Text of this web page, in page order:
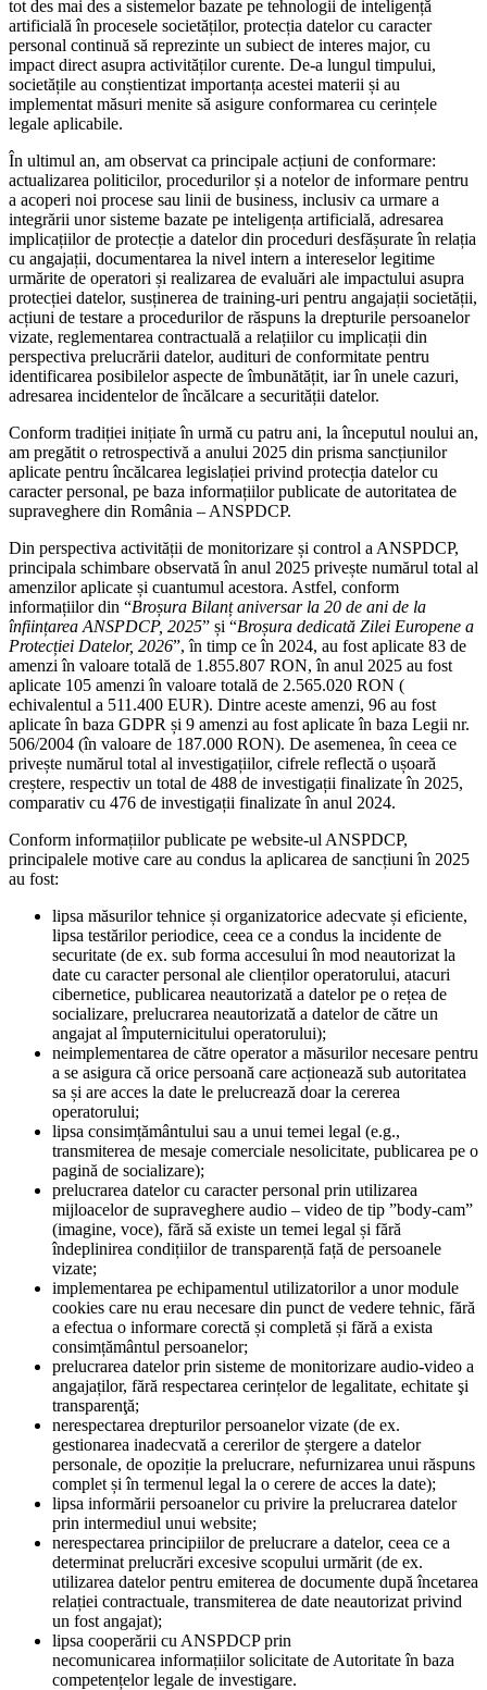
tot des mai des a sistemelor bazate pe tehnologii de inteligență
artificială în procesele societăților, protecția datelor cu caracter
personal continuă să reprezinte un subiect de interes major, cu
impact direct asupra activităților curente. De-a lungul timpului,
societățile au conștientizat importanța acestei materii și au
implementat măsuri menite să asigure conformarea cu cerințele
legale aplicabile.
În ultimul an, am observat ca principale acțiuni de conformare:
actualizarea politicilor, procedurilor și a notelor de informare pentru
a acoperi noi procese sau linii de business, inclusiv ca urmare a
integrării unor sisteme bazate pe inteligența artificială, adresarea
implicațiilor de protecție a datelor din proceduri desfășurate în relația
cu angajații, documentarea la nivel intern a intereselor legitime
urmărite de operatori și realizarea de evaluări ale impactului asupra
protecției datelor, susținerea de training-uri pentru angajații societății,
acțiuni de testare a procedurilor de răspuns la drepturile persoanelor
vizate, reglementarea contractuală a relațiilor cu implicații din
perspectiva prelucrării datelor, audituri de conformitate pentru
identificarea posibilelor aspecte de îmbunătățit, iar în unele cazuri,
adresarea incidentelor de încălcare a securității datelor.
Conform tradiției inițiate în urmă cu patru ani, la începutul noului an,
am pregătit o retrospectivă a anului 2025 din prisma sancțiunilor
aplicate pentru încălcarea legislației privind protecția datelor cu
caracter personal, pe baza informațiilor publicate de autoritatea de
supraveghere din România – ANSPDCP.
Din perspectiva activității de monitorizare și control a ANSPDCP,
principala schimbare observată în anul 2025 privește numărul total al
amenzilor aplicate și cuantumul acestora. Astfel, conform
informațiilor din “Broșura Bilanț aniversar la 20 de ani de la
înființarea ANSPDCP, 2025” și “Broșura dedicată Zilei Europene a
Protecției Datelor, 2026”, în timp ce în 2024, au fost aplicate 83 de
amenzi în valoare totală de 1.855.807 RON, în anul 2025 au fost
aplicate 105 amenzi în valoare totală de 2.565.020 RON (
echivalentul a 511.400 EUR). Dintre aceste amenzi, 96 au fost
aplicate în baza GDPR și 9 amenzi au fost aplicate în baza Legii nr.
506/2004 (în valoare de 187.000 RON). De asemenea, în ceea ce
privește numărul total al investigațiilor, cifrele reflectă o ușoară
creștere, respectiv un total de 488 de investigații finalizate în 2025,
comparativ cu 476 de investigații finalizate în anul 2024.
Conform informațiilor publicate pe website-ul ANSPDCP,
principalele motive care au condus la aplicarea de sancțiuni în 2025
au fost:
lipsa măsurilor tehnice și organizatorice adecvate și eficiente,
lipsa testărilor periodice, ceea ce a condus la incidente de
securitate (de ex. sub forma accesului în mod neautorizat la
date cu caracter personal ale clienților operatorului, atacuri
cibernetice, publicarea neautorizată a datelor pe o rețea de
socializare, prelucrarea neautorizată a datelor de către un
angajat al împuternicitului operatorului);
neimplementarea de către operator a măsurilor necesare pentru
a se asigura că orice persoană care acționează sub autoritatea
sa și are acces la date le prelucrează doar la cererea
operatorului;
lipsa consimțământului sau a unui temei legal (e.g.,
transmiterea de mesaje comerciale nesolicitate, publicarea pe o
pagină de socializare);
prelucrarea datelor cu caracter personal prin utilizarea
mijloacelor de supraveghere audio – video de tip ”body-cam”
(imagine, voce), fără să existe un temei legal și fără
îndeplinirea condițiilor de transparență față de persoanele
vizate;
implementarea pe echipamentul utilizatorilor a unor module
cookies care nu erau necesare din punct de vedere tehnic, fără
a efectua o informare corectă și completă și fără a exista
consimțământul persoanelor;
prelucrarea datelor prin sisteme de monitorizare audio-video a
angajaților, fără respectarea cerințelor de legalitate, echitate şi
transparenţă;
nerespectarea drepturilor persoanelor vizate (de ex.
gestionarea inadecvată a cererilor de ștergere a datelor
personale, de opoziție la prelucrare, nefurnizarea unui răspuns
complet și în termenul legal la o cerere de acces la date);
lipsa informării persoanelor cu privire la prelucrarea datelor
prin intermediul unui website;
nerespectarea principiilor de prelucrare a datelor, ceea ce a
determinat prelucrări excesive scopului urmărit (de ex.
utilizarea datelor pentru emiterea de documente după încetarea
relației contractuale, transmiterea de date neautorizat privind
un fost angajat);
lipsa cooperării cu ANSPDCP prin
necomunicarea informațiilor solicitate de Autoritate în baza
competențelor legale de investigare.